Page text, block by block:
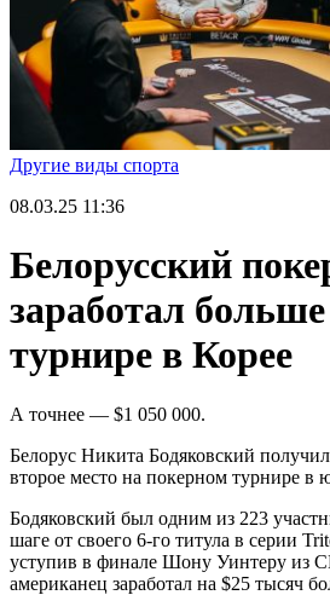
Другие виды спорта
08.03.25 11:36
Белорусский
заработал
турнире в Корее
А точнее — $1 050 000.
Белорус Никита Бодяковский
второе место на покерном турнире в
Бодяковский был одним из 223
шаге от своего 6-го титула в серии
уступив в финале Шону Уинтеру из
американец заработал на $25 тысяч